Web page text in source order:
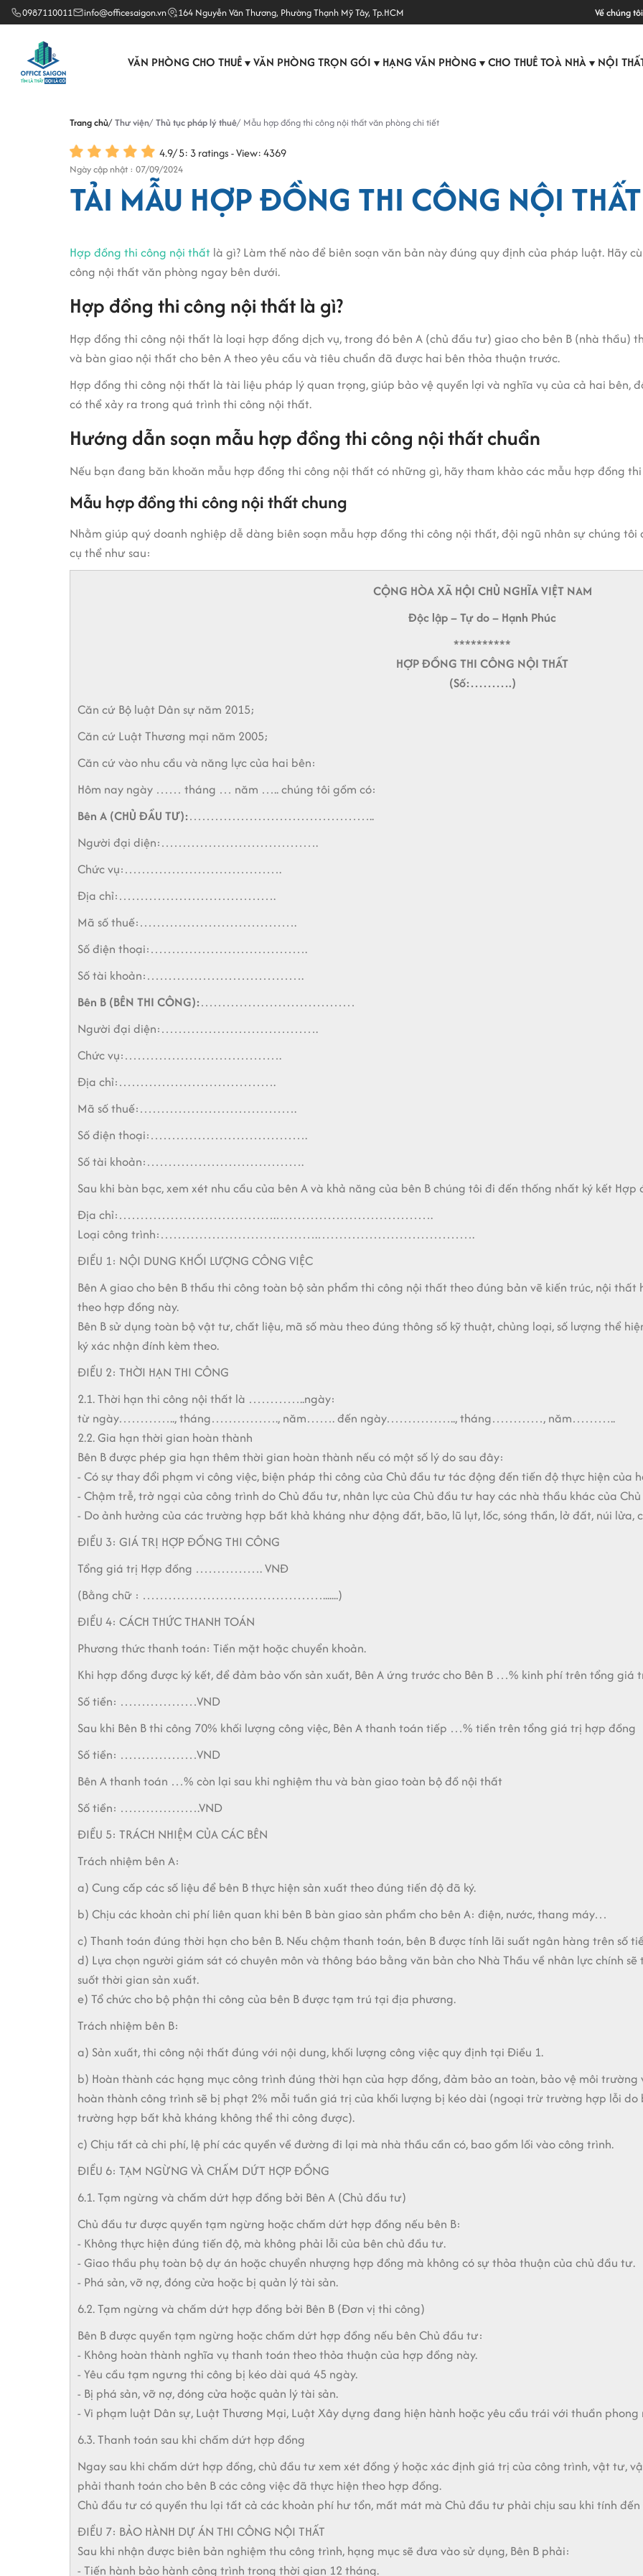
0987110011 info@officesaigon.vn 164 Nguyễn Văn Thương, Phường Thạnh Mỹ Tây, Tp.HCM Về chúng tôi
VĂN PHÒNG CHO THUÊ ▼ VĂN PHÒNG TRỌN GÓI ▼ HẠNG VĂN PHÒNG ▼ CHO THUÊ TOÀ NHÀ ▼ NỘI
Trang chủ Thư viện Thủ tục pháp lý thuê Mẫu hợp đồng thi công nội thất văn phòng chi tiết
4.9/5: 3ratings - View: 4369
Ngày cập nhật : 07/09/2024
TẢI MẪU HỢP ĐỒNG THI CÔNG NỘI
Hợp đồng thi công nội thất là gì? Làm thế nào để biên soạn văn bản này đúng quy định của pháp luật. Hãy
công nội thất văn phòng ngay bên dưới.
Hợp đồng thi công nội thất là gì?
Hợp đồng thi công nội thất là loại hợp đồng dịch vụ, trong đó bên A (chủ đầu tư) giao cho bên B (nhà thầu)
và bàn giao nội thất cho bên A theo yêu cầu và tiêu chuẩn đã được hai bên thỏa thuận trước.
Hợp đồng thi công nội thất là tài liệu pháp lý quan trọng, giúp bảo vệ quyền lợi và nghĩa vụ của cả hai bên,
có thể xảy ra trong quá trình thi công nội thất.
Hướng dẫn soạn mẫu hợp đồng thi công nội thất chuẩn
Nếu bạn đang băn khoăn mẫu hợp đồng thi công nội thất có những gì, hãy tham khảo các mẫu hợp đồng
Mẫu hợp đồng thi công nội thất chung
Nhằm giúp quý doanh nghiệp dễ dàng biên soạn mẫu hợp đồng thi công nội thất, đội ngũ nhân sự chúng
cụ thể như sau:
CỘNG HÒA XÃ HỘI CHỦ NGHĨA VIỆT NAM
Độc lập – Tự do – Hạnh Phúc
**********
HỢP ĐỒNG THI CÔNG NỘI THẤT
(Số:……….)
Căn cứ Bộ luật Dân sự năm 2015;
Căn cứ Luật Thương mại năm 2005;
Căn cứ vào nhu cầu và năng lực của hai bên:
Hôm nay ngày …… tháng … năm ….. chúng tôi gồm có:
Bên A (CHỦ ĐẦU TƯ):……………………………………..
Người đại diện:……………………………….
Chức vụ:……………………………….
Địa chỉ:……………………………….
Mã số thuế:……………………………….
Số điện thoại:……………………………….
Số tài khoản:……………………………….
Bên B (BÊN THI CÔNG):………………………………
Người đại diện:……………………………….
Chức vụ:……………………………….
Địa chỉ:……………………………….
Mã số thuế:……………………………….
Số điện thoại:……………………………….
Số tài khoản:……………………………….
Sau khi bàn bạc, xem xét nhu cầu của bên A và khả năng của bên B chúng tôi đi đến thống nhất ký kết
Địa chỉ:……………………………….……………………………….
Loại công trình:……………………………….……………………………….
ĐIỀU 1: NỘI DUNG KHỐI LƯỢNG CÔNG VIỆC
Bên A giao cho bên B thầu thi công toàn bộ sản phẩm thi công nội thất theo đúng bản vẽ kiến trúc, nội
theo hợp đồng này.
Bên B sử dụng toàn bộ vật tư, chất liệu, mã số màu theo đúng thông số kỹ thuật, chủng loại, số lượng thể
ký xác nhận đính kèm theo.
ĐIỀU 2: THỜI HẠN THI CÔNG
2.1. Thời hạn thi công nội thất là …………..ngày:
từ ngày………….., tháng……………., năm……. đến ngày…………….., tháng…………, năm………..
2.2. Gia hạn thời gian hoàn thành
Bên B được phép gia hạn thêm thời gian hoàn thành nếu có một số lý do sau đây:
- Có sự thay đổi phạm vi công việc, biện pháp thi công của Chủ đầu tư tác động đến tiến độ thực hiện của
- Chậm trễ, trở ngại của công trình do Chủ đầu tư, nhân lực của Chủ đầu tư hay các nhà thầu khác của
- Do ảnh hưởng của các trường hợp bất khả kháng như động đất, bão, lũ lụt, lốc, sóng thần, lở đất, núi lửa,
ĐIỀU 3: GIÁ TRỊ HỢP ĐỒNG THI CÔNG
Tổng giá trị Hợp đồng ……………. VNĐ
(Bằng chữ : …………………………………….......)
ĐIỀU 4: CÁCH THỨC THANH TOÁN
Phương thức thanh toán: Tiền mặt hoặc chuyển khoản.
Khi hợp đồng được ký kết, để đảm bảo vốn sản xuất, Bên A ứng trước cho Bên B …% kinh phí trên tổng giá
Số tiền: ………………VND
Sau khi Bên B thi công 70% khối lượng công việc, Bên A thanh toán tiếp …% tiền trên tổng giá trị hợp đồng
Số tiền: ………………VND
Bên A thanh toán …% còn lại sau khi nghiệm thu và bàn giao toàn bộ đồ nội thất
Số tiền: ……………….VND
ĐIỀU 5: TRÁCH NHIỆM CỦA CÁC BÊN
Trách nhiệm bên A:
a) Cung cấp các số liệu để bên B thực hiện sản xuất theo đúng tiến độ đã ký.
b) Chịu các khoản chi phí liên quan khi bên B bàn giao sản phẩm cho bên A: điện, nước, thang máy…
c) Thanh toán đúng thời hạn cho bên B. Nếu chậm thanh toán, bên B được tính lãi suất ngân hàng trên số
d) Lựa chọn người giám sát có chuyên môn và thông báo bằng văn bản cho Nhà Thầu về nhân lực chính
suốt thời gian sản xuất.
e) Tổ chức cho bộ phận thi công của bên B được tạm trú tại địa phương.
Trách nhiệm bên B:
a) Sản xuất, thi công nội thất đúng với nội dung, khối lượng công việc quy định tại Điều 1.
b) Hoàn thành các hạng mục công trình đúng thời hạn của hợp đồng, đảm bảo an toàn, bảo vệ môi trường
hoàn thành công trình sẽ bị phạt 2% mỗi tuần giá trị của khối lượng bị kéo dài (ngoại trừ trường hợp lỗi
trường hợp bất khả kháng không thể thi công được).
c) Chịu tất cả chi phí, lệ phí các quyền về đường đi lại mà nhà thầu cần có, bao gồm lối vào công trình.
ĐIỀU 6: TẠM NGỪNG VÀ CHẤM DỨT HỢP ĐỒNG
6.1. Tạm ngừng và chấm dứt hợp đồng bởi Bên A (Chủ đầu tư)
Chủ đầu tư được quyền tạm ngừng hoặc chấm dứt hợp đồng nếu bên B:
- Không thực hiện đúng tiến độ, mà không phải lỗi của bên chủ đầu tư.
- Giao thầu phụ toàn bộ dự án hoặc chuyển nhượng hợp đồng mà không có sự thỏa thuận của chủ đầu tư.
- Phá sản, vỡ nợ, đóng cửa hoặc bị quản lý tài sản.
6.2. Tạm ngừng và chấm dứt hợp đồng bởi Bên B (Đơn vị thi công)
Bên B được quyền tạm ngừng hoặc chấm dứt hợp đồng nếu bên Chủ đầu tư:
- Không hoàn thành nghĩa vụ thanh toán theo thỏa thuận của hợp đồng này.
- Yêu cầu tạm ngưng thi công bị kéo dài quá 45 ngày.
- Bị phá sản, vỡ nợ, đóng cửa hoặc quản lý tài sản.
- Vi phạm luật Dân sự, Luật Thương Mại, Luật Xây dựng đang hiện hành hoặc yêu cầu trái với thuần
6.3. Thanh toán sau khi chấm dứt hợp đồng
Ngay sau khi chấm dứt hợp đồng, chủ đầu tư xem xét đồng ý hoặc xác định giá trị của công trình, vật tư,
phải thanh toán cho bên B các công việc đã thực hiện theo hợp đồng.
Chủ đầu tư có quyền thu lại tất cả các khoản phí hư tổn, mất mát mà Chủ đầu tư phải chịu sau khi tính
ĐIỀU 7: BẢO HÀNH DỰ ÁN THI CÔNG NỘI THẤT
Sau khi nhận được biên bản nghiệm thu công trình, hạng mục sẽ đưa vào sử dụng, Bên B phải:
- Tiến hành bảo hành công trình trong thời gian 12 tháng.